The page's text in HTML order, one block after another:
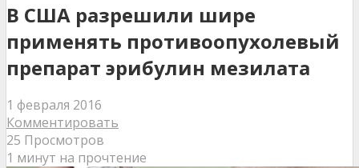
В США разрешили шире
применять противоопухолевый
препарат эрибулин мезилата
1 февраля 2016
Комментировать
25 Просмотров
1 минут на прочтение